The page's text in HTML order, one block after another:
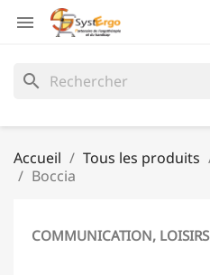

search
Accueil Tous les produits
Boccia
COMMUNICATION, LOISIRS